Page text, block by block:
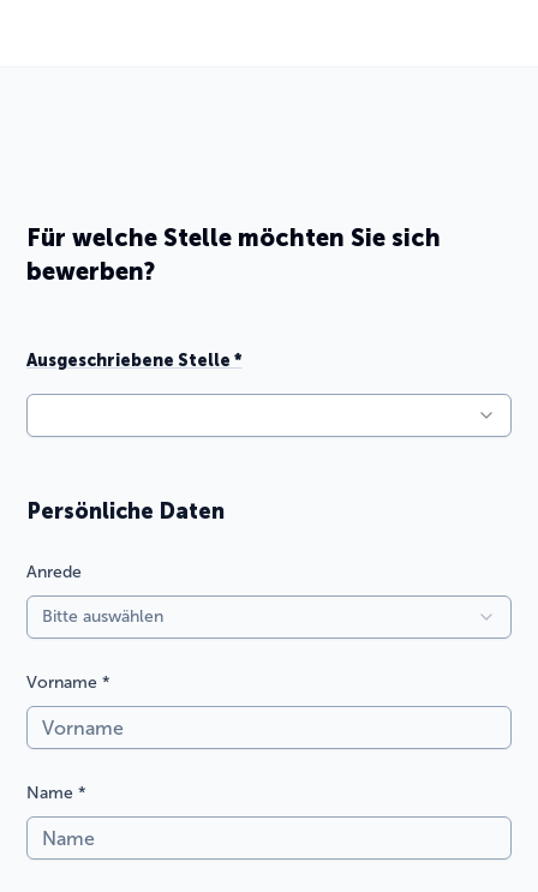
Für welche Stelle möchten Sie sich
bewerben?
Ausgeschriebene Stelle *
Persönliche Daten
Anrede
Bitte auswählen
Vorname *
Name *